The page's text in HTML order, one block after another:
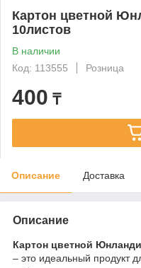
Картон цветной
10листов
В наличии
Код: 113555
Розница
400 ₸
Описание Доставка
Описание
Картон цветной
– это идеальный продукт